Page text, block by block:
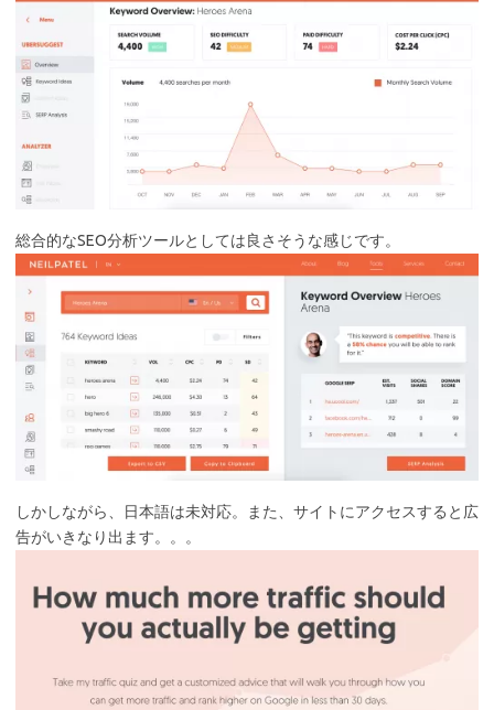
総合的なSEO分析ツールとしては良さそうな感じです。
しかしながら、日本語は未対応。また、サイトにアクセスすると広
告がいきなり出ます。。。